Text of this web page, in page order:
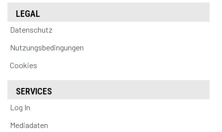
LEGAL
Datenschutz
Nutzungsbedingungen
Cookies
SERVICES
Log In
Mediadaten